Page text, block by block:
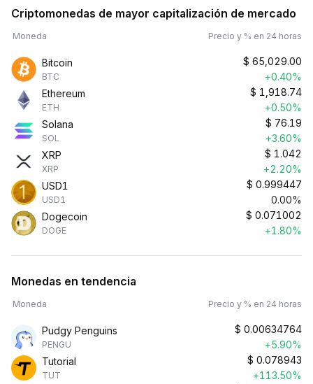
Criptomonedas de mayor capitalización de mercado
Moneda Precio y % en 24 horas
Bitcoin
BTC
$ 65,029.00
+0.40%
Ethereum
ETH
$ 1,918.74
+0.50%
Solana
SOL
$ 76.19
+3.60%
XRP
XRP
$ 1.042
+2.20%
USD1
USD1
$ 0.999447
0.00%
Dogecoin
DOGE
$ 0.071002
+1.80%
Monedas en tendencia
Moneda Precio y % en 24 horas
Pudgy Penguins
PENGU
$ 0.00634764
+5.90%
Tutorial
TUT
$ 0.078943
+113.50%